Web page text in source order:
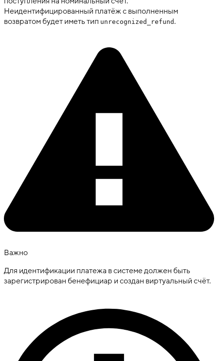
Неидентифицированный платёж с выполненным
возвратом будет иметь тип unrecognized_refund .
Важно
Для идентификации платежа в системе должен быть
зарегистрирован бенефициар и создан виртуальный счёт.